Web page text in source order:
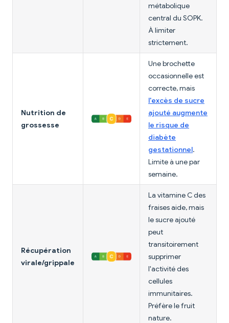
métabolique
central du SOPK.
À limiter
strictement.
Nutrition de
grossesse
Une brochette
occasionnelle est
correcte, mais
l'excès de sucre
ajouté augmente
le risque de
diabète
gestationnel.
Limite à une par
semaine.
Récupération
virale/grippale
La vitamine C des
fraises aide, mais
le sucre ajouté
peut
transitoirement
supprimer
l'activité des
cellules
immunitaires.
Préfère le fruit
nature.